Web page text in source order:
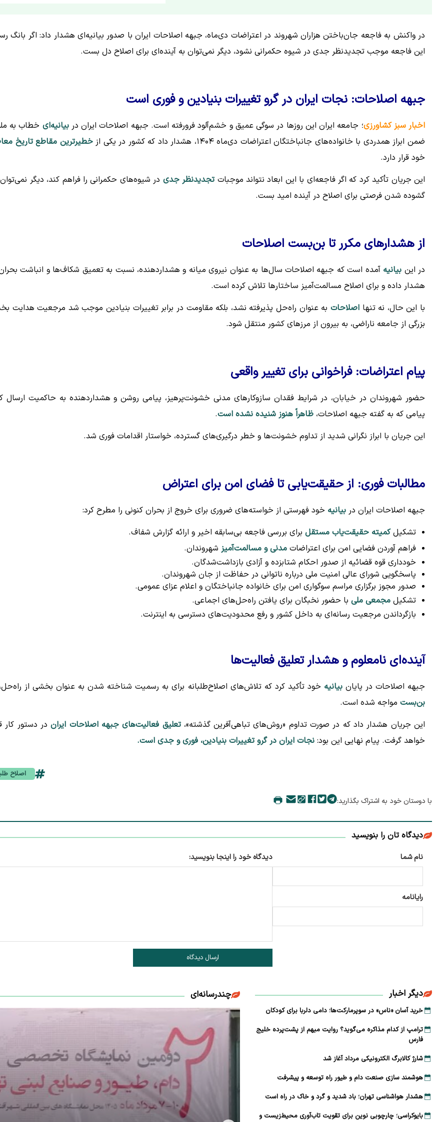
در واکنش به فاجعه جان‌باختن هزاران شهروند در اعتراضات دی‌ماه، جبهه اصلاحات ایران با صدور بیانیه‌ای هشدار داد: اگر بانگ
این فاجعه موجب تجدیدنظر جدی در شیوه حکمرانی نشود، دیگر نمی‌توان به آینده‌ای برای اصلاح دل بست.
جبهه اصلاحات: نجات ایران در گرو تغییرات بنیادین و فوری است
اخبار سبز کشاورزی؛ جامعه ایران این روزها در سوگی عمیق و خشم‌آلود فرورفته است. جبهه اصلاحات ایران دربیانیه‌ای خطاب به
ضمن ابراز همدردی با خانواده‌های جانباختگان اعتراضات دی‌ماه ۱۴۰۴، هشدار داد که کشور در یکی از
خطیرترین مقاطع تاریخ
خود قرار دارد.
این جریان تأکید کرد که اگر فاجعه‌ای با این ابعاد نتواند موجباتتجدیدنظر جدی در شیوه‌های حکمرانی را فراهم کند، دیگر
گشوده شدن فرصتی برای اصلاح در آینده امید بست.
از هشدارهای مکرر تا بن‌بست اصلاحات
در این بیانیه آمده است که جبهه اصلاحات سال‌ها به عنوان نیروی میانه و هشداردهنده، نسبت به تعمیق شکاف‌ها و انباشت
هشدار داده و برای اصلاح مسالمت‌آمیز ساختارها تلاش کرده است.
با این حال، نه تنهااصلاحات به عنوان راه‌حل پذیرفته نشد، بلکه مقاومت در برابر تغییرات بنیادین موجب شد مرجعیت هدایت
بزرگی از جامعه ناراضی، به بیرون از مرزهای کشور منتقل شود.
پیام اعتراضات: فراخوانی برای تغییر واقعی
حضور شهروندان در خیابان، در شرایط فقدان سازوکارهای مدنی خشونت‌پرهیز، پیامی روشن و هشداردهنده به حاکمیت ارسال
پیامی که به گفته جبهه اصلاحات، ظاهراً هنوز شنیده نشده است.
این جریان با ابراز نگرانی شدید از تداوم خشونت‌ها و خطر درگیری‌های گسترده، خواستار اقدامات فوری شد.
مطالبات فوری: از حقیقت‌یابی تا فضای امن برای اعتراض
جبهه اصلاحات ایران در بیانیه خود فهرستی از خواسته‌های ضروری برای خروج از بحران کنونی را مطرح کرد:
تشکیلکمیته حقیقت‌یاب مستقل برای بررسی فاجعه بی‌سابقه اخیر و ارائه گزارش شفاف.
فراهم آوردن فضایی امن برای اعتراضات مدنی و مسالمت‌آمیز شهروندان.
خودداری قوه قضائیه از صدور احکام شتابزده و آزادی بازداشت‌شدگان.
پاسخگویی شورای عالی امنیت ملی درباره ناتوانی در حفاظت از جان شهروندان.
صدور مجوز برگزاری مراسم سوگواری امن برای خانواده جانباختگان و اعلام عزای عمومی.
تشکیل مجمعی ملی با حضور نخبگان برای یافتن راه‌حل‌های اجماعی.
بازگرداندن مرجعیت رسانه‌ای به داخل کشور و رفع محدودیت‌های دسترسی به اینترنت.
آینده‌ای نامعلوم و هشدار تعلیق فعالیت‌ها
جبهه اصلاحات در پایانبیانیه خود تأکید کرد که تلاش‌های اصلاح‌طلبانه برای به رسمیت شناخته شدن به عنوان بخشی از
بن‌بست مواجه شده است.
این جریان هشدار داد که در صورت تداوم «روش‌های تباهی‌آفرین گذشته»،تعلیق فعالیت‌های جبهه اصلاحات ایراندر دستور کار
خواهد گرفت. پیام نهایی این بود: نجات ایران در گرو تغییرات بنیادین، فوری و جدی است.
اصلاح
با دوستان خود به اشتراک بگذارید:
دیدگاه تان را بنویسید
نام شما
رایانامه
دیدگاه خود را اینجا بنویسید:
ارسال دیدگاه
دیگر اخبار
خرید آسان «ناس» در سوپرمارکت‌ها؛ دامی دلربا برای کودکان
ترامپ از کدام مذاکره می‌گوید؟ روایت مبهم از پشت‌پرده خلیج
فارس
شارژ کالابرگ الکترونیکی مرداد آغاز شد
هوشمند سازی صنعت دام و طیور راه توسعه و پیشرفت
هشدار هواشناسی تهران؛ باد شدید و گرد و خاک در راه است
بایوکراسی؛ چارچوبی نوین برای تقویت تاب‌آوری محیط‌زیست و
چندرسانه‌ای